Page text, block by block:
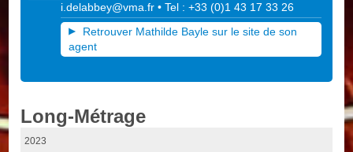
i.delabbey@vma.fr • Tel : +33 (0)1 43 17 33 26
Retrouver Mathilde Bayle sur le site de son
agent
Long-Métrage
2023